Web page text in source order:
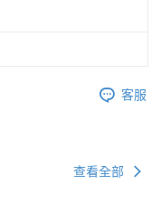
客服
查看全部